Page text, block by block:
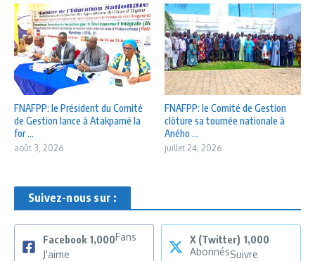
FNAFPP: le Président du Comité
de Gestion lance à Atakpamé la
for ...
août 3, 2026
FNAFPP: le Comité de Gestion
clôture sa tournée nationale à
Aného ...
juillet 24, 2026
Suivez-nous sur :
Facebook 1,000Fans
J'aime
X (Twitter) 1,000
AbonnésSuivre